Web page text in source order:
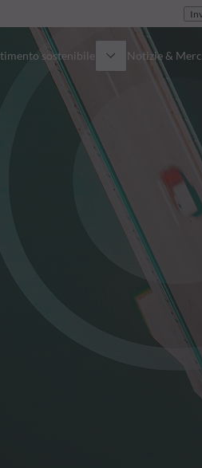
sostenibile
Panoramica
Approccio
Pubblicazioni
Notizie &